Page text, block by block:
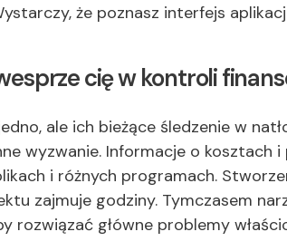
że poznasz interfejs
cię w kontroli
ale ich bieżące śledzenie w
wyzwanie. Informacje o kosztach
i różnych programach.
zajmuje godziny. Tymczasem
rozwiązać główne problemy